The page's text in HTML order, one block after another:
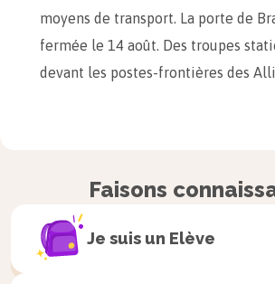
moyens de transport. La porte de
fermée le 14 août. Des troupes
devant les postes-frontières des
RDA font également murer les
fenêtres du rez-de-jardin des
places et les quartiers sont divisés
Faisons
Je suis un Elève